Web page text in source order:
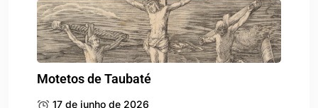
Motetos de Taubaté
17 de junho de 2026